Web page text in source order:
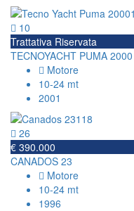
10
Trattativa Riservata
TECNOYACHT PUMA 2000
Motore
10-24 mt
2001
26
€ 390.000
CANADOS 23
Motore
10-24 mt
1996